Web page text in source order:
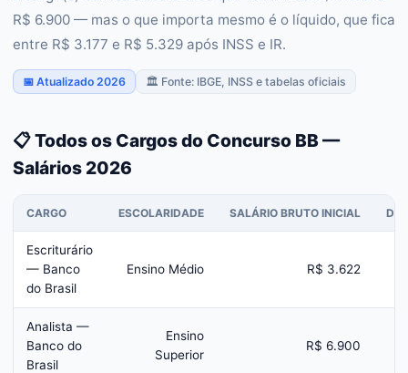
R$ 6.900 — mas o que importa mesmo é o líquido, que fica
entre R$ 3.177 e R$ 5.329 após INSS e IR.
📅 Atualizado 2026 🏛️ Fonte: IBGE, INSS e tabelas oficiais
📋 Todos os Cargos do Concurso BB —
Salários 2026
CARGO ESCOLARIDADE SALÁRIO BRUTO INICIAL
Escriturário
— Banco
do Brasil
Ensino Médio R$ 3.622
Analista —
Banco do
Brasil
Ensino
Superior
R$ 6.900